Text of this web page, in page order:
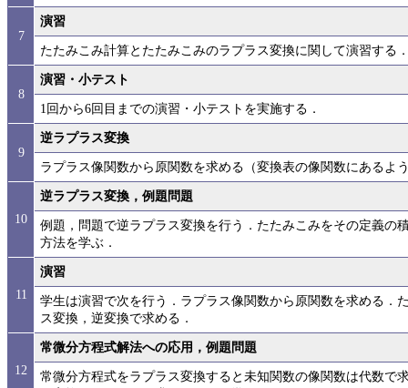
7
演習
たたみこみ計算とたたみこみのラプラス変換に関して演習する
8
演習・小テスト
1回から6回目までの演習・小テストを実施する．
9
逆ラプラス変換
ラプラス像関数から原関数を求める（変換表の像関数にあるよ
10
逆ラプラス変換，例題問題
例題，問題で逆ラプラス変換を行う．たたみこみをその定義の
方法を学ぶ．
11
演習
学生は演習で次を行う．ラプラス像関数から原関数を求める．
ス変換，逆変換で求める．
12
常微分方程式解法への応用，例題問題
常微分方程式をラプラス変換すると未知関数の像関数は代数で